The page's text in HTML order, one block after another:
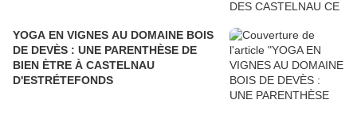
YOGA EN VIGNES AU DOMAINE BOIS
DE DEVÈS : UNE PARENTHÈSE DE
BIEN ÈTRE À CASTELNAU
D'ESTRÉTEFONDS